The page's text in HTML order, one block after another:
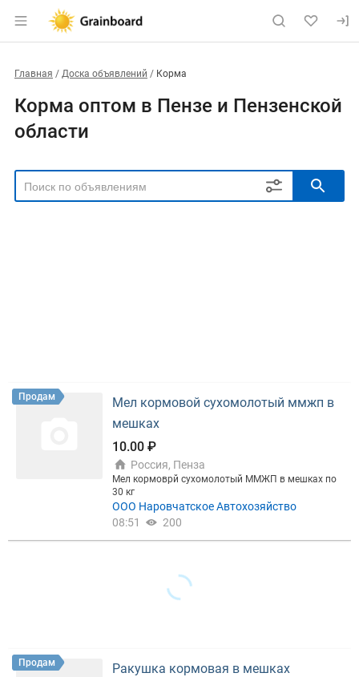
Главная Доска объявлений Корма
Корма оптом в Пензе и Пензенской
области
Сбросить
Продам
Мел кормовой сухомолотый ммжп в
мешках
10.00 ₽
Россия, Пенза
Мел кормоврй сухомолотый ММЖП в мешках по
30 кг
ООО Наровчатское Автохозяйство
08:51
200
Продам
Ракушка кормовая в мешках